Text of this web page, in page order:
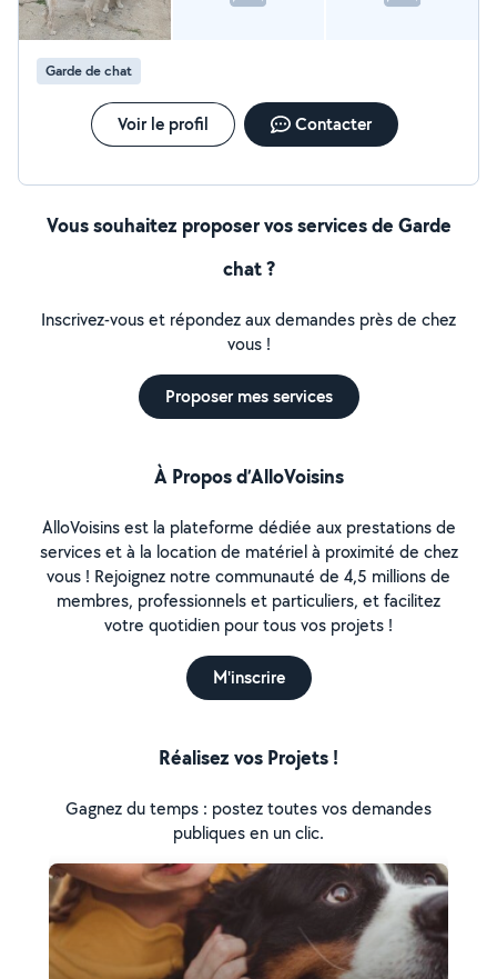
Garde de chat
Voir le profil Contacter
Vous souhaitez proposer vos services de Garde
chat ?
Inscrivez-vous et répondez aux demandes près de chez
vous !
Proposer mes services
À Propos d’AlloVoisins
AlloVoisins est la plateforme dédiée aux prestations de
services et à la location de matériel à proximité de chez
vous ! Rejoignez notre communauté de 4,5 millions de
membres, professionnels et particuliers, et facilitez
votre quotidien pour tous vos projets !
M'inscrire
Réalisez vos Projets !
Gagnez du temps : postez toutes vos demandes
publiques en un clic.